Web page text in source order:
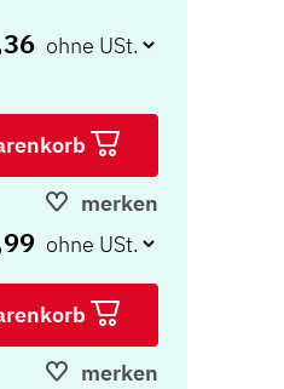
merken
merken